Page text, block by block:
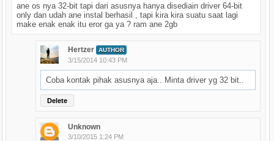
ane os nya 32-bit tapi dari asusnya hanya disediain driver 64-bit
only dan udah ane instal berhasil , tapi kira kira suatu saat lagi
make enak enak itu eror ga ya ? ram ane 2gb
Hertzer AUTHOR
3/15/2014 10:43 PM
Coba kontak pihak asusnya aja.. Minta driver yg 32 bit..
Delete
Unknown
3/10/2015 1:24 PM